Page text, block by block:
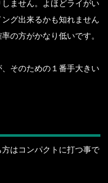
ません。
よほどライがい
グ出来るかも知れません
の方がかなり低いです。
そのための１番手大きい
はコンパクトに打つ事で